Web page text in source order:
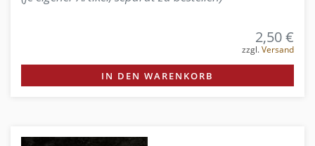
2,50 €
zzgl.Versand
IN DEN WARENKORB